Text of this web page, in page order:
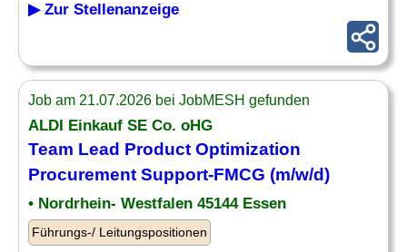
▶ Zur Stellenanzeige
Job am 21.07.2026 bei JobMESH gefunden
ALDI Einkauf SE Co. oHG
Team Lead Product Optimization
Procurement Support-FMCG (m/w/d)
• Nordrhein- Westfalen 45144 Essen
Führungs-/ Leitungspositionen